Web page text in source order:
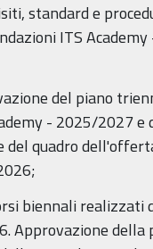
standard e
ITS Academy
del piano
- 2025/2027 e
del quadro
realizzati
Approvazione